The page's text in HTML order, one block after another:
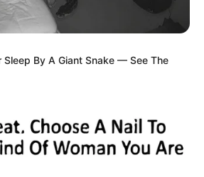
Sleep By A Giant Snake — See The